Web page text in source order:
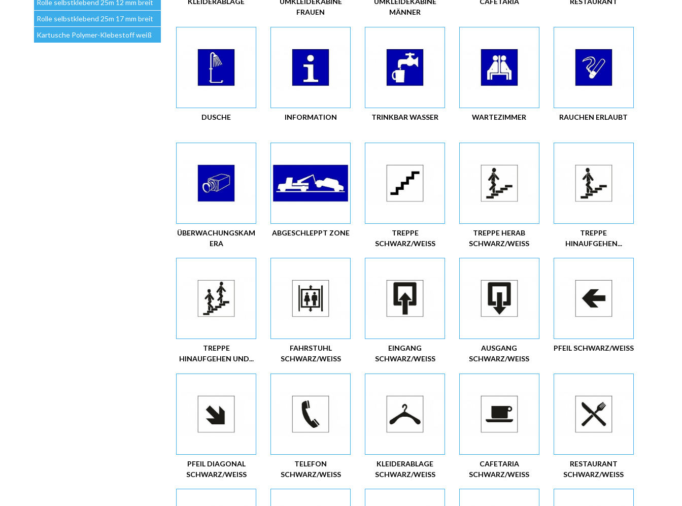
Rolle selbstklebend 25m 12 mm breit
Rolle selbstklebend 25m 17 mm breit
Kartusche Polymer-Klebestoff weiß
FRAUEN
MÄNNER
DUSCHE INFORMATION TRINKBAR WASSER WARTEZIMMER RAUCHEN ERLAUBT
ÜBERWACHUNGSKAM
ERA
ABGESCHLEPPT ZONE
TREPPE
SCHWARZ/WEISS
TREPPE HERAB
SCHWARZ/WEISS
TREPPE
HINAUFGEHEN...
TREPPE
HINAUFGEHEN UND...
FAHRSTUHL
SCHWARZ/WEISS
EINGANG
SCHWARZ/WEISS
AUSGANG
SCHWARZ/WEISS
PFEIL SCHWARZ/WEISS
PFEIL DIAGONAL
SCHWARZ/WEISS
TELEFON
SCHWARZ/WEISS
KLEIDERABLAGE
SCHWARZ/WEISS
CAFETARIA
SCHWARZ/WEISS
RESTAURANT
SCHWARZ/WEISS